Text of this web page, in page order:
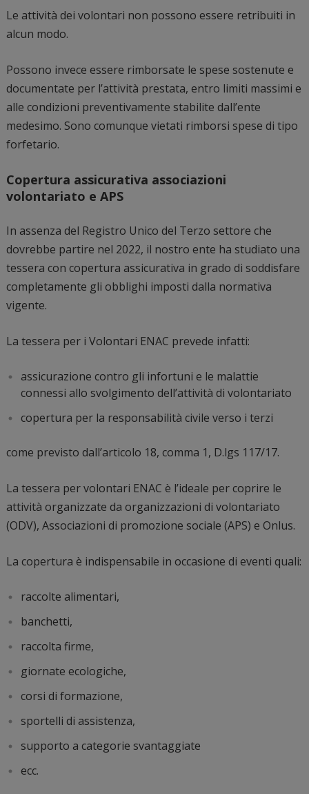
Le attività dei volontari non possono essere retribuiti in
alcun modo.
Possono invece essere rimborsate le spese sostenute e
documentate per l’attività prestata, entro limiti massimi e
alle condizioni preventivamente stabilite dall’ente
medesimo. Sono comunque vietati rimborsi spese di tipo
forfetario.
Copertura assicurativa associazioni
volontariato e APS
In assenza del Registro Unico del Terzo settore che
dovrebbe partire nel 2022, il nostro ente ha studiato una
tessera con copertura assicurativa in grado di soddisfare
completamente gli obblighi imposti dalla normativa
vigente.
La tessera per i Volontari ENAC prevede infatti:
assicurazione contro gli infortuni e le malattie
connessi allo svolgimento dell’attività di volontariato
copertura per la responsabilità civile verso i terzi
come previsto dall’articolo 18, comma 1, D.lgs 117/17.
La tessera per volontari ENAC è l’ideale per coprire le
attività organizzate da organizzazioni di volontariato
(ODV), Associazioni di promozione sociale (APS) e Onlus.
La copertura è indispensabile in occasione di eventi quali:
raccolte alimentari,
banchetti,
raccolta firme,
giornate ecologiche,
corsi di formazione,
sportelli di assistenza,
supporto a categorie svantaggiate
ecc.